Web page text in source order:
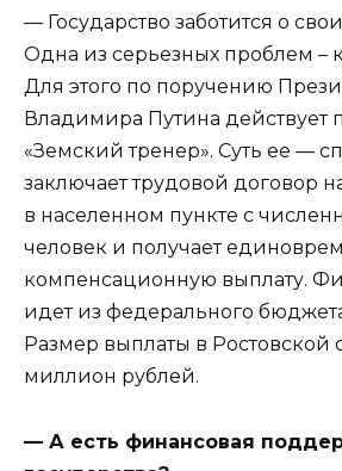
— Государство заботится о
Одна из серьезных проблем –
Для этого по поручению
Владимира Путина действует
«Земский тренер». Суть ее —
заключает трудовой договор
в населенном пункте с
человек и получает
компенсационную выплату.
идет из федерального
Размер выплаты в Ростовской
миллион рублей.
— А есть финансовая